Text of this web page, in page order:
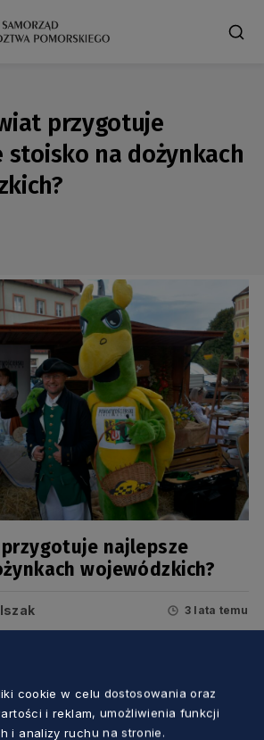
przygotuje
stoisko na dożynkach
najlepsze
wojewódzkich?
3 lata temu
cookie w celu dostosowania oraz
i reklam, umożliwienia funkcji
i analizy ruchu na stronie.